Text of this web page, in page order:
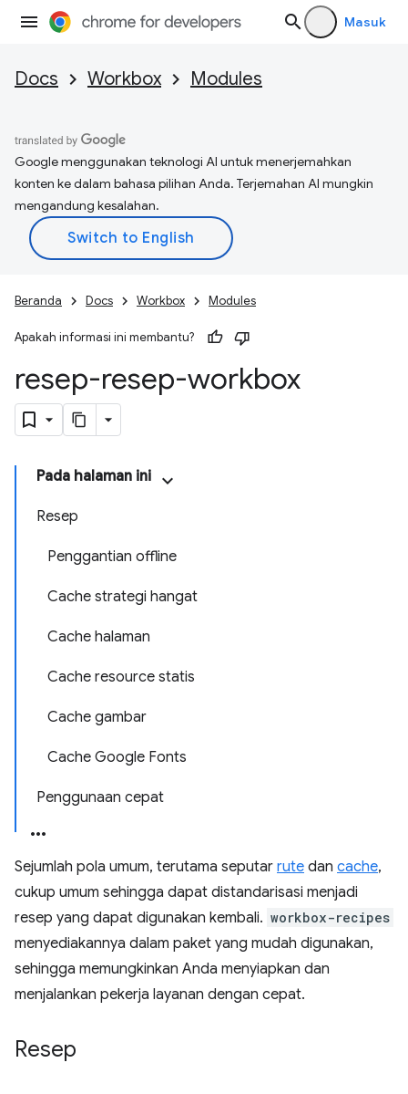
Masuk
Docs Workbox Modules
Google menggunakan teknologi AI untuk menerjemahkan
konten ke dalam bahasa pilihan Anda. Terjemahan AI mungkin
mengandung kesalahan.
Beranda Docs Workbox Modules
Apakah informasi ini membantu?
resep-resep-workbox
Pada halaman ini
Resep
Penggantian offline
Cache strategi hangat
Cache halaman
Cache resource statis
Cache gambar
Cache Google Fonts
Penggunaan cepat
Sejumlah pola umum, terutama seputar rute dan cache,
cukup umum sehingga dapat distandarisasi menjadi
resep yang dapat digunakan kembali. workbox-recipes
menyediakannya dalam paket yang mudah digunakan,
sehingga memungkinkan Anda menyiapkan dan
menjalankan pekerja layanan dengan cepat.
Resep